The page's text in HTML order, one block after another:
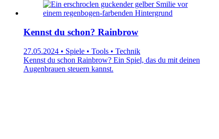
Kennst du schon? Rainbrow
27.05.2024 • Spiele • Tools • Technik
Kennst du schon Rainbrow? Ein Spiel, das du mit deinen
Augenbrauen steuern kannst.